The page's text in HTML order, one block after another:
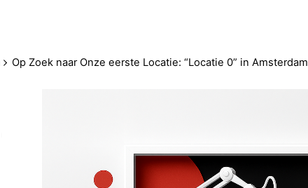
Op Zoek naar Onze eerste Locatie: “Locatie 0” in Amsterdam